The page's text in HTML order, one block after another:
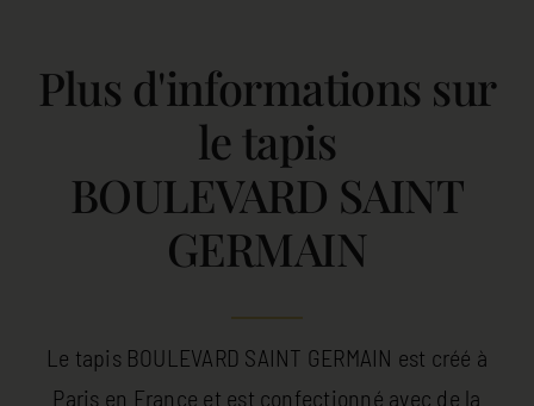
Plus d'informations sur
le tapis
BOULEVARD SAINT
GERMAIN
Le tapis BOULEVARD SAINT GERMAIN est créé à
Paris en France et est confectionné avec de la